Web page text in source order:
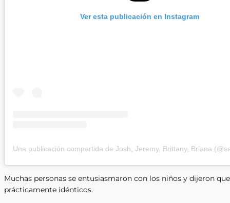
Ver esta publicación en Instagram
Una publicación compartida de Josh, Jeremy, Brittany, Briana
Muchas personas se entusiasmaron con los niños y dijeron
prácticamente idénticos.